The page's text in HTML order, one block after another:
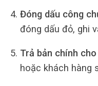
Đóng dấu công
đóng dấu đỏ, ghi
Trả bản chính
hoặc khách hàng